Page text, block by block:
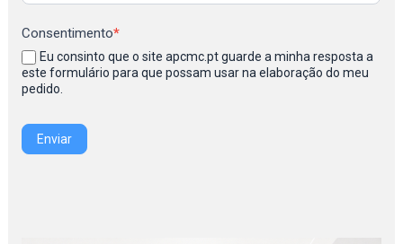
Consentimento*
Eu consinto que o site apcmc.pt guarde a minha resposta a
este formulário para que possam usar na elaboração do meu
pedido.
Enviar